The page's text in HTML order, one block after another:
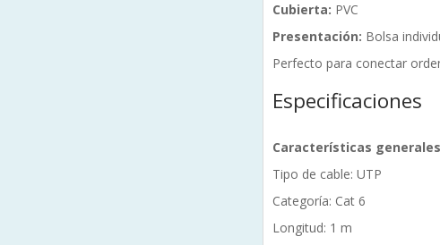
Cubierta: PVC
Presentación: Bolsa
Perfecto para conectar
Especificaciones
Características generales
Tipo de cable: UTP
Categoría: Cat 6
Longitud: 1 m